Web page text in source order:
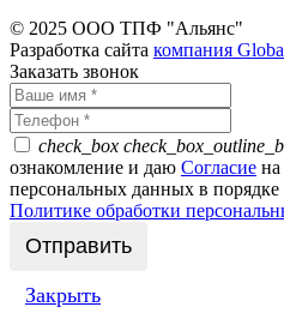
© 2025 ООО ТПФ "Альянс"
Разработка сайта компания
Заказать звонок
check_box
ознакомление и даю Согласие на
персональных данных в
Политике обработки
Закрыть